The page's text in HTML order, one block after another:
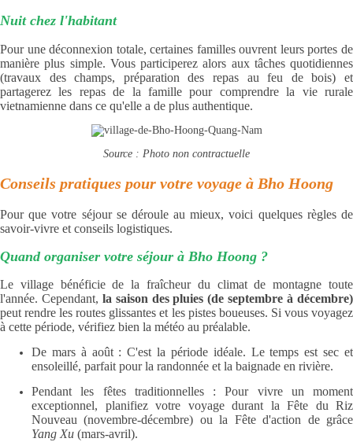
Nuit chez l'habitant
Pour une déconnexion totale, certaines familles ouvrent leurs portes de
manière plus simple. Vous participerez alors aux tâches quotidiennes
(travaux des champs, préparation des repas au feu de bois) et
partagerez les repas de la famille pour comprendre la vie rurale
vietnamienne dans ce qu'elle a de plus authentique.
Source : Photo non contractuelle
Conseils pratiques pour votre voyage à Bho Hoong
Pour que votre séjour se déroule au mieux, voici quelques règles de
savoir-vivre et conseils logistiques.
Quand organiser votre séjour à Bho Hoong ?
Le village bénéficie de la fraîcheur du climat de montagne toute
l'année. Cependant, la saison des pluies (de septembre à décembre)
peut rendre les routes glissantes et les pistes boueuses. Si vous voyagez
à cette période, vérifiez bien la météo au préalable.
De mars à août : C'est la période idéale. Le temps est sec et
ensoleillé, parfait pour la randonnée et la baignade en rivière.
Pendant les fêtes traditionnelles : Pour vivre un moment
exceptionnel, planifiez votre voyage durant la Fête du Riz
Nouveau (novembre-décembre) ou la Fête d'action de grâce
Yang Xu (mars-avril).